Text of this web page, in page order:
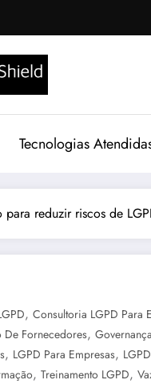
Tecnologias
reduzir riscos de
, Consultoria LGPD Para
De Fornecedores, Governança
, LGPD Para Empresas,
, Treinamento LGPD,